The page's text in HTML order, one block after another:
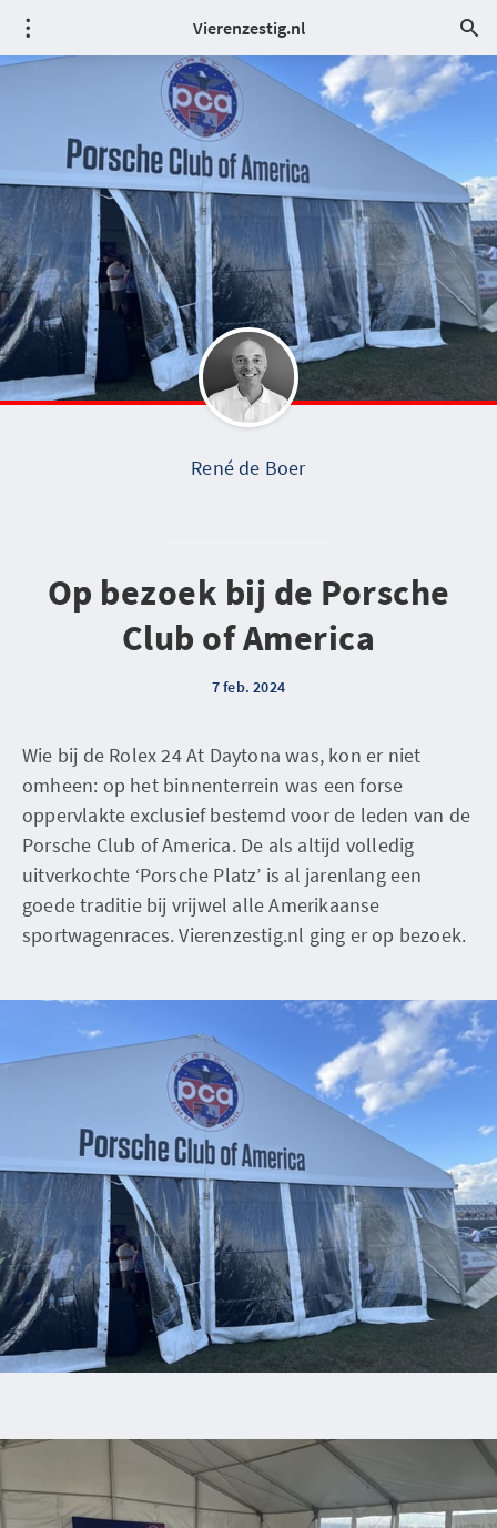
Vierenzestig.nl
René de Boer
Op bezoek bij de Porsche
Club of America
7 feb. 2024
Wie bij de Rolex 24 At Daytona was, kon er niet
omheen: op het binnenterrein was een forse
oppervlakte exclusief bestemd voor de leden van de
Porsche Club of America. De als altijd volledig
uitverkochte ‘Porsche Platz’ is al jarenlang een
goede traditie bij vrijwel alle Amerikaanse
sportwagenraces. Vierenzestig.nl ging er op bezoek.